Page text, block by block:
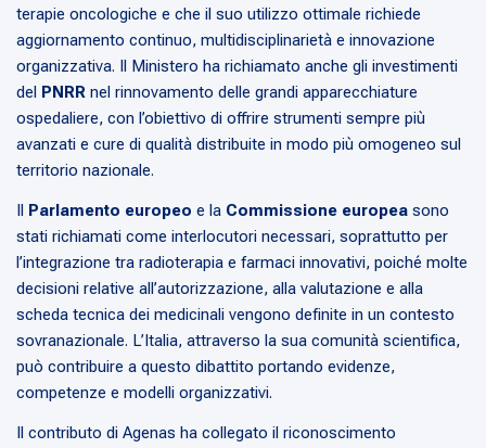
terapie oncologiche e che il suo utilizzo ottimale richiede
aggiornamento continuo, multidisciplinarietà e innovazione
organizzativa. Il Ministero ha richiamato anche gli investimenti
del PNRR nel rinnovamento delle grandi apparecchiature
ospedaliere, con l’obiettivo di offrire strumenti sempre più
avanzati e cure di qualità distribuite in modo più omogeneo sul
territorio nazionale.
Il Parlamento europeo e la Commissione europea sono
stati richiamati come interlocutori necessari, soprattutto per
l’integrazione tra radioterapia e farmaci innovativi, poiché molte
decisioni relative all’autorizzazione, alla valutazione e alla
scheda tecnica dei medicinali vengono definite in un contesto
sovranazionale. L’Italia, attraverso la sua comunità scientifica,
può contribuire a questo dibattito portando evidenze,
competenze e modelli organizzativi.
Il contributo di Agenas ha collegato il riconoscimento